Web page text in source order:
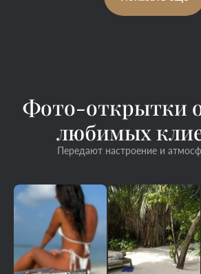
Фото-открытки
любимых
Передают настроение и